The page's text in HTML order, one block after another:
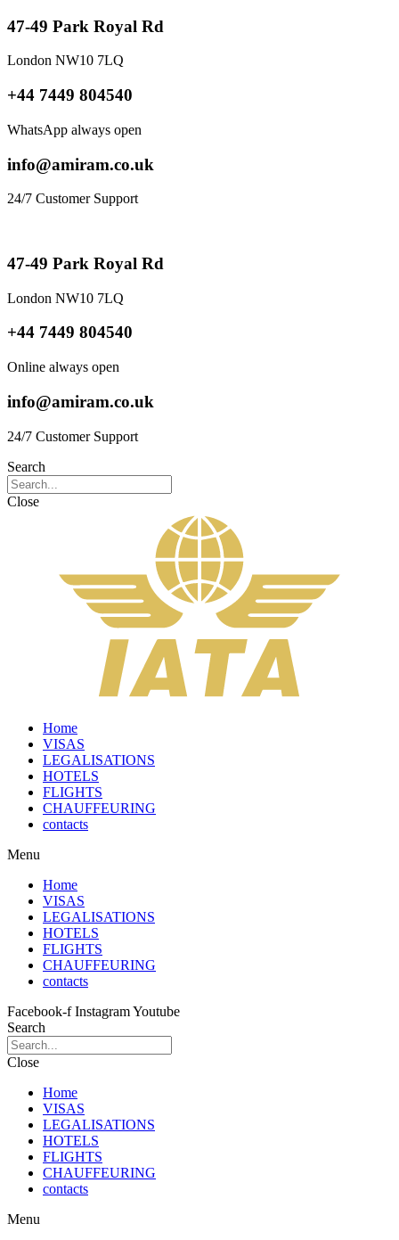
47-49 Park Royal Rd
London NW10 7LQ
+44 7449 804540
WhatsApp always open
info@amiram.co.uk
24/7 Customer Support
47-49 Park Royal Rd
London NW10 7LQ
+44 7449 804540
Online always open
info@amiram.co.uk
24/7 Customer Support
Search
Close
Home
VISAS
LEGALISATIONS
HOTELS
FLIGHTS
CHAUFFEURING
contacts
Menu
Home
VISAS
LEGALISATIONS
HOTELS
FLIGHTS
CHAUFFEURING
contacts
Facebook-f InstagramYoutube
Search
Close
Home
VISAS
LEGALISATIONS
HOTELS
FLIGHTS
CHAUFFEURING
contacts
Menu